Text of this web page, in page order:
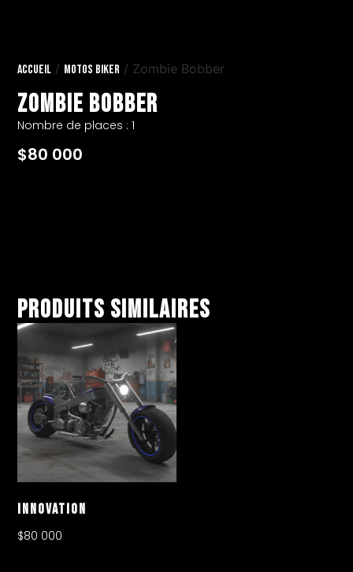
Accueil / Motos Biker / Zombie Bobber
Zombie Bobber
Nombre de places : 1
$80 000
Produits similaires
Innovation
$80 000